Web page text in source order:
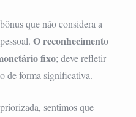
que não considera a
O reconhecimento
fixo; deve refletir
de forma significativa.
sentimos que